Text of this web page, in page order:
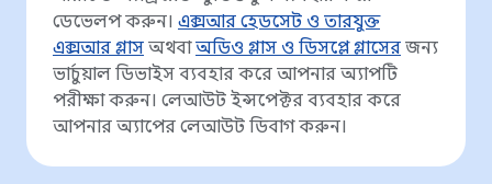
ডেভেলপ করুন। এক্সআর হেডসেট ও তারযুক্ত
এক্সআর গ্লাস অথবাঅডিও গ্লাস ও ডিসপ্লে গ্লাসের জন্য
ভার্চুয়াল ডিভাইস ব্যবহার করে আপনার অ্যাপটি
পরীক্ষা করুন। লেআউট ইন্সপেক্টর ব্যবহার করে
আপনার অ্যাপের লেআউট ডিবাগ করুন।